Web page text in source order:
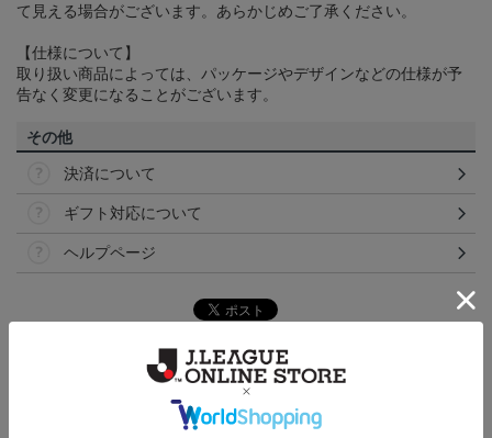
て見える場合がございます。あらかじめご了承ください。
【仕様について】
取り扱い商品によっては、パッケージやデザインなどの仕様が予
告なく変更になることがございます。
その他
決済について
ギフト対応について
ヘルプページ